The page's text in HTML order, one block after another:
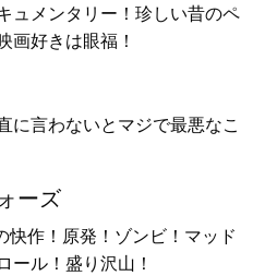
ュメンタリー！珍しい昔のペ
画好きは眼福！
に言わないとマジで最悪なこ
ーズ
快作！原発！ゾンビ！マッド
ール！盛り沢山！